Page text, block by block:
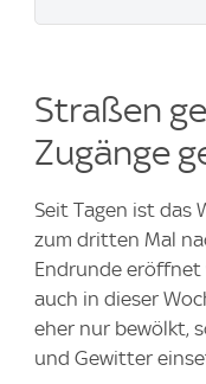
Straßen
Zugänge
Seit Tagen ist das
zum dritten Mal
Endrunde eröffnet
auch in dieser
eher nur bewölkt,
und Gewitter